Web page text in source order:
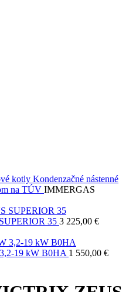
kotly Kondenzačné nástenné
na TÚV IMMERGAS
35 3 225,00 €
19 kW B0HA 1 550,00 €